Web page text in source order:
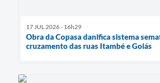
17 JUL 2026 - 16h29
Obra da Copasa danifica sistema
cruzamento das ruas Itambé e Goiás